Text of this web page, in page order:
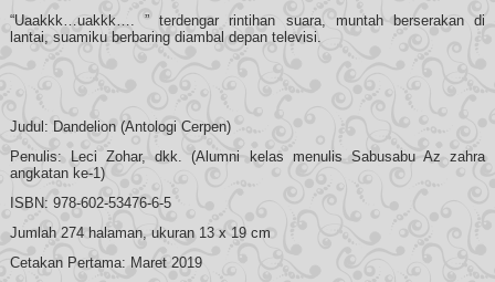
“Uaakkk…uakkk…. ” terdengar rintihan suara, muntah berserakan di
lantai, suamiku berbaring diambal depan televisi.
Judul: Dandelion (Antologi Cerpen)
Penulis: Leci Zohar, dkk. (Alumni kelas menulis Sabusabu Az zahra
angkatan ke-1)
ISBN: 978-602-53476-6-5
Jumlah 274 halaman, ukuran 13 x 19 cm
Cetakan Pertama: Maret 2019